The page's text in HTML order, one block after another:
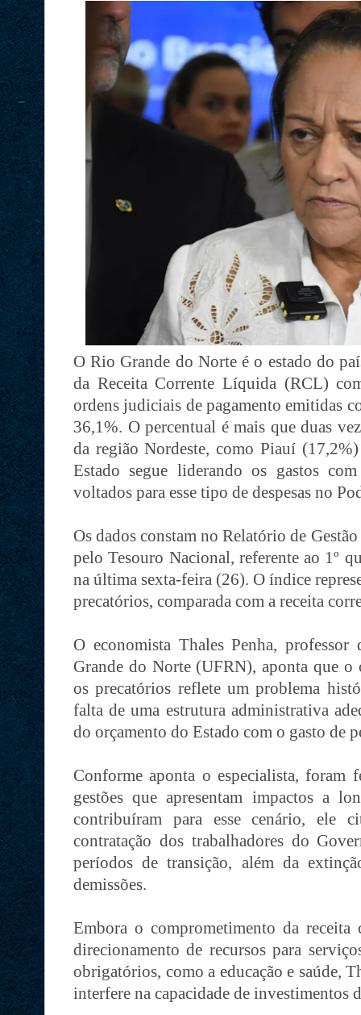
O Rio Grande do Norte é o estado do
da Receita Corrente Líquida (RCL)
ordens judiciais de pagamento emitidas
36,1%. O percentual é mais que duas
da região Nordeste, como Piauí
Estado segue liderando os gastos
voltados para esse tipo de despesas no
Os dados constam no Relatório de
pelo Tesouro Nacional, referente ao 1º
na última sexta-feira (26). O índice
precatórios, comparada com a receita
O economista Thales Penha,
Grande do Norte (UFRN), aponta que o
os precatórios reflete um problema
falta de uma estrutura administrativa
do orçamento do Estado com o gasto de
Conforme aponta o especialista, foram
gestões que apresentam impactos a
contribuíram para esse cenário, ele
contratação dos trabalhadores do
períodos de transição, além da
demissões.
Embora o comprometimento da
direcionamento de recursos para
obrigatórios, como a educação e saúde,
interfere na capacidade de investimentos